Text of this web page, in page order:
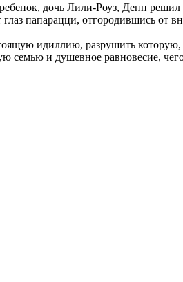
дочь Лили-Роуз, Депп решил
папарацци, отгородившись от
идиллию, разрушить которую,
и душевное равновесие, чего